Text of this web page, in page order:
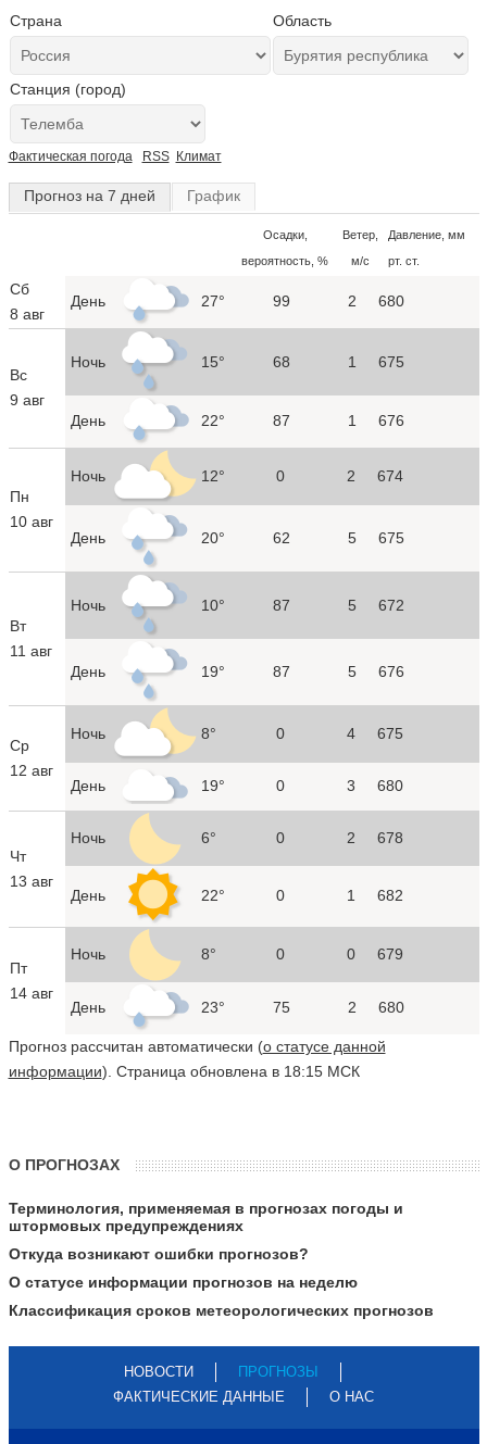
Страна Область
Станция (город)
Фактическая погода RSS Климат
Прогноз на 7 дней График
Осадки,
вероятность, %
Ветер,
м/с
Давление, мм
рт. ст.
Сб
8 авг
День 27° 99 2 680
Вс
9 авг
Ночь 15° 68 1 675
День 22° 87 1 676
Пн
10 авг
Ночь 12° 0 2 674
День 20° 62 5 675
Вт
11 авг
Ночь 10° 87 5 672
День 19° 87 5 676
Ср
12 авг
Ночь 8° 0 4 675
День 19° 0 3 680
Чт
13 авг
Ночь 6° 0 2 678
День 22° 0 1 682
Пт
14 авг
Ночь 8° 0 0 679
День 23° 75 2 680
Прогноз рассчитан автоматически (о статусе данной
информации). Страница обновлена в 18:15 МСК
О ПРОГНОЗАХ
Терминология, применяемая в прогнозах погоды и
штормовых предупреждениях
Откуда возникают ошибки прогнозов?
О статусе информации прогнозов на неделю
Классификация сроков метеорологических прогнозов
НОВОСТИ
ПРОГНОЗЫ
ФАКТИЧЕСКИЕ ДАННЫЕ
О НАС